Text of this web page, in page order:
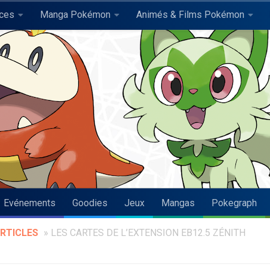
Manga Pokémon Animés & Films Pokémon
Evénements Goodies Jeux Mangas Pokegraph
» LES CARTES DE L’EXTENSION EB12.5 ZÉNITH